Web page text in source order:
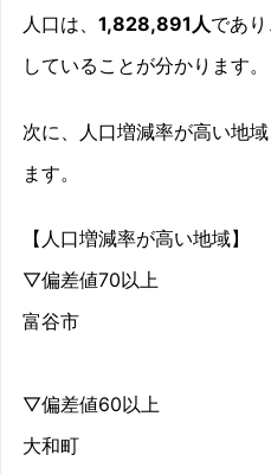
人口は、 1,828,891人であ
していることが分かります。
次に、人口増減率が高い地
ます。
【人口増減率が高い地域】
▽偏差値70以上
富谷市
▽偏差値60以上
大和町